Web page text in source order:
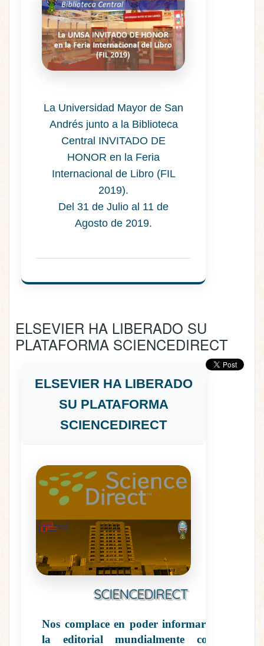
La Universidad Mayor de San
Andrés junto a la Biblioteca
Central INVITADO DE
HONOR en la Feria
Internacional de Libro (FIL
2019).
Del 31 de Julio al 11 de
Agosto de 2019.
ELSEVIER HA LIBERADO SU
PLATAFORMA SCIENCEDIRECT
ELSEVIER HA LIBERADO
SU PLATAFORMA
SCIENCEDIRECT
SCIENCEDIRECT
Nos complace en poder informarles que
la editorial mundialmente conocida